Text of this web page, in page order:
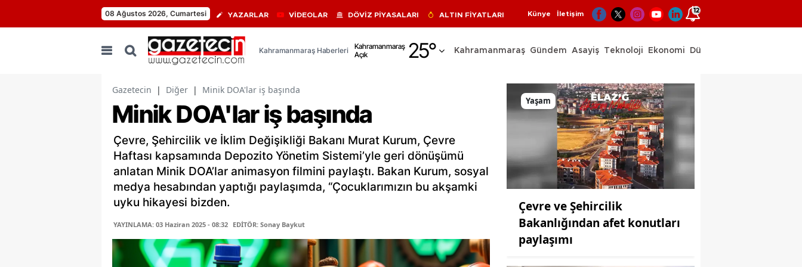
08 Ağustos 2026, Cumartesi YAZARLAR VİDEOLAR DÖVİZ PİYASALARI ALTIN FİYATLARI Künye İletişim 12
Kahramanmaraş Haberleri
Kahramanmaraş
Açık
25°
Adıyaman
Ağrı
Amasya
Ankara
Antalya
Kahramanmaraş Gündem Asayiş Teknoloji Ekonomi Dünya
Gazetecin | Diğer | Minik DOA'lar iş başında
Minik DOA'lar iş başında
Çevre, Şehircilik ve İklim Değişikliği Bakanı Murat Kurum, Çevre
Haftası kapsamında Depozito Yönetim Sistemi’yle geri dönüşümü
anlatan Minik DOA’lar animasyon filmini paylaştı. Bakan Kurum, sosyal
medya hesabından yaptığı paylaşımda, “Çocuklarımızın bu akşamki
uyku hikayesi bizden.
YAYINLAMA: 03 Haziran 2025 - 08:32 EDİTÖR: Sonay Baykut
Yaşam
Çevre ve Şehircilik
Bakanlığından afet konutları
paylaşımı